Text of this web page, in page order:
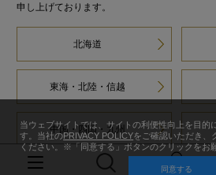
申し上げております。
北海道
東海・北陸・信越
中国・四国・九州
当ウェブサイトでは、サイトの利便性向上を目的
す。当社のPRIVACY POLICYをご確認いただき、
ください。※「同意する」ボタンのクリックをお
同意する